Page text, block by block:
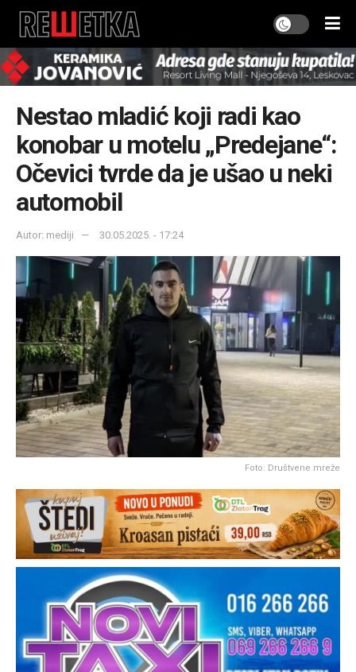
Nestao mladić koji radi kao
konobar u motelu „Predejane“:
Očevici tvrde da je ušao u neki
automobil
Autor: mediji 30.05.2025. - 17:24
Foto: Društvene mreže